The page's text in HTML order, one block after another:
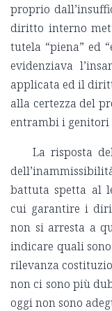
proprio
diritto interno
tutela “piena” ed
evidenziava
applicata ed il
alla certezza del
entrambi i genitori
La risposta
battuta spetta al
cui garantire i
non si arresta a
indicare quali
rilevanza
non ci sono più
oggi non sono